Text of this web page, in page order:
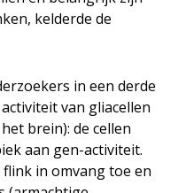
kelderde de
in een derde
van gliacellen
brein): de cellen
aan gen-activiteit.
in omvang toe en